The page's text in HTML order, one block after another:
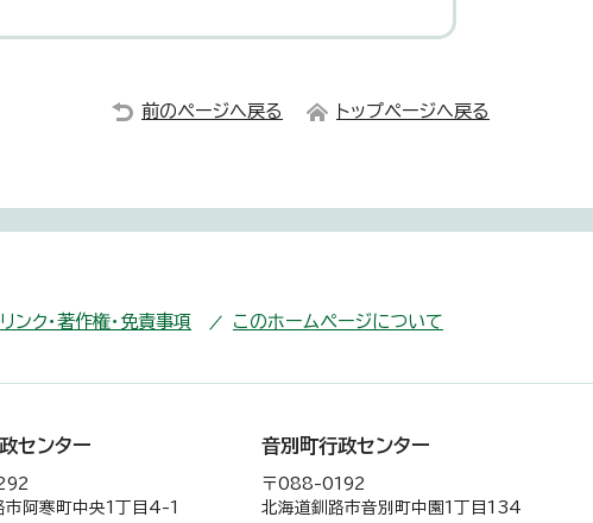
前のページへ戻る トップページへ戻る
リンク・著作権・免責事項 このホームページについて
センター
市阿寒町中央1丁目4-1
音別町行政センター
〒088-0192
北海道釧路市音別町中園1丁目134